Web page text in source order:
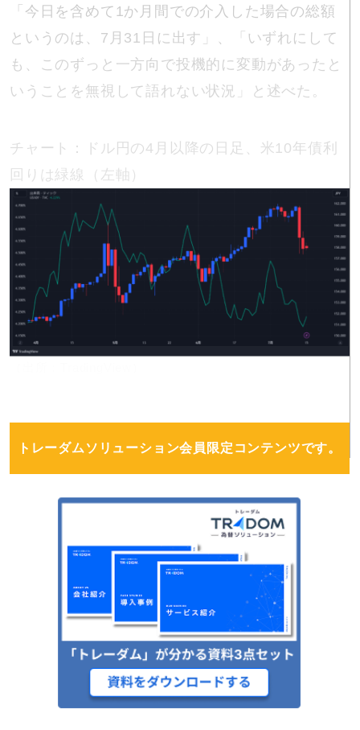
トレーダムソリューション会員限定コンテンツです。
「今日を含めて1か月間での介入した場合の総額
というのは、7月31日に出す」、「いずれにして
も、このずっと一方向で投機的に変動があったと
いうことを無視して語れない状況」と述べた。
チャート：ドル円の4月以降の日足、米10年債利
回りは緑線（左軸）